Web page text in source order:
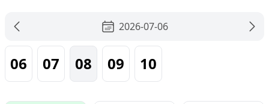
2026-07-06
06 07 08 09 10